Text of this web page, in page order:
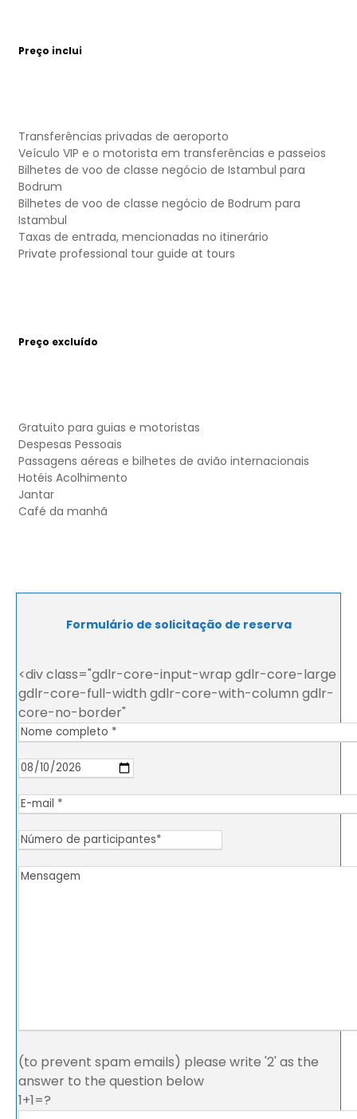
Preço inclui
Transferências privadas de aeroporto
Veículo VIP e o motorista em transferências e passeios
Bilhetes de voo de classe negócio de Istambul para
Bodrum
Bilhetes de voo de classe negócio de Bodrum para
Istambul
Taxas de entrada, mencionadas no itinerário
Private professional tour guide at tours
Preço excluído
Gratuito para guias e motoristas
Despesas Pessoais
Passagens aéreas e bilhetes de avião internacionais
Hotéis Acolhimento
Jantar
Café da manhã
Formulário de solicitação de reserva
<div class="gdlr-core-input-wrap gdlr-core-large
gdlr-core-full-width gdlr-core-with-column gdlr-
core-no-border"
(to prevent spam emails) please write '2' as the
answer to the question below
1+1=?